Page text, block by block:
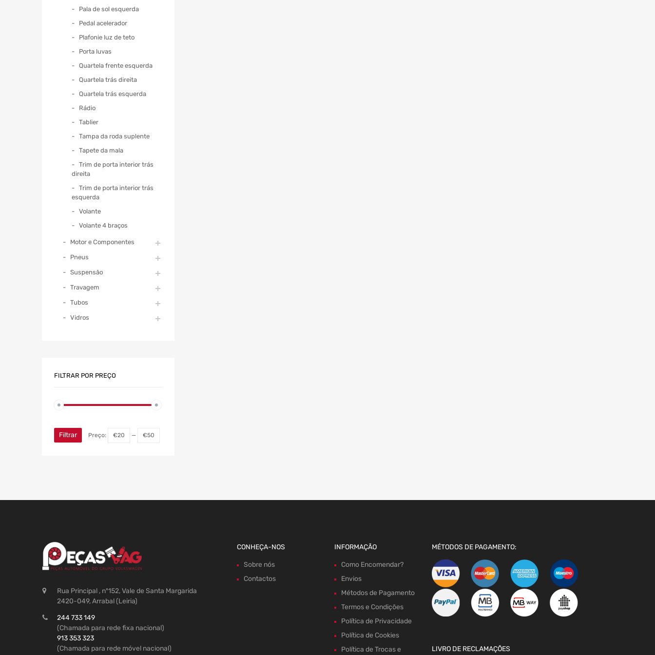
Pala de sol esquerda
Pedal acelerador
Plafonie luz de teto
Porta luvas
Quartela frente esquerda
Quartela trás direita
Quartela trás esquerda
Rádio
Tablier
Tampa da roda suplente
Tapete da mala
Trim de porta interior trás
direita
Trim de porta interior trás
esquerda
Volante
Volante 4 braços
Motor e Componentes
Pneus
Suspensão
Travagem
Tubos
Vidros
FILTRAR POR PREÇO
Filtrar Preço: €20 — €50
Rua Principal , nº152, Vale de Santa Margarida
2420-049, Arrabal (Leiria)
244 733 149
(Chamada para rede fixa nacional)
913 353 323
(Chamada para rede móvel nacional)
CONHEÇA-NOS
Sobre nós
Contactos
INFORMAÇÃO
Como Encomendar?
Envios
Métodos de Pagamento
Termos e Condições
Política de Privacidade
Política de Cookies
Política de Trocas e
MÉTODOS DE PAGAMENTO:
LIVRO DE RECLAMAÇÕES